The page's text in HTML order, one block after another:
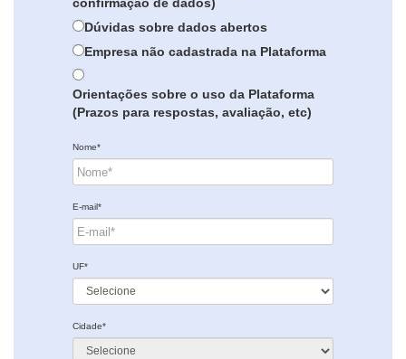
confirmação de dados)
Dúvidas sobre dados abertos
Empresa não cadastrada na Plataforma
Orientações sobre o uso da Plataforma
(Prazos para respostas, avaliação, etc)
Nome*
E-mail*
UF*
Cidade*